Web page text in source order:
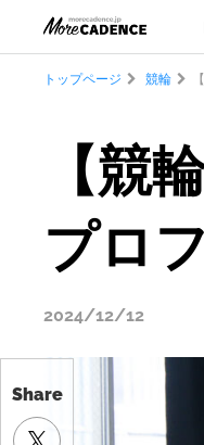
Share
トップページ 競輪
【競
プロ
2024/12/12